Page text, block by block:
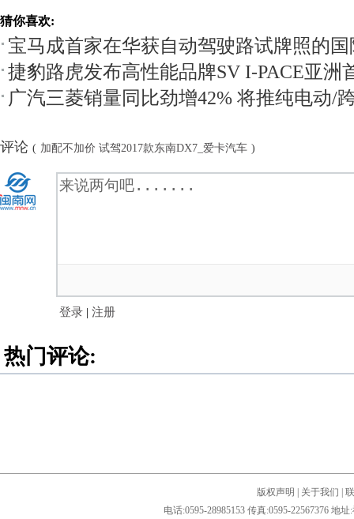
猜你喜欢:
宝马成首家在华获自动驾驶路试牌照的
捷豹路虎发布高性能品牌SV I-PACE亚洲
广汽三菱销量同比劲增42% 将推纯电动/
评论 ( 加配不加价 试驾2017款东南DX7_爱卡汽车 )
登录 | 注册
热门评论:
版权声明 关于我们
电话:0595-28985153 传真:0595-22567376 地